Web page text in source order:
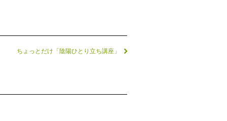
ちょっとだけ「陰陽ひとり立ち講座」